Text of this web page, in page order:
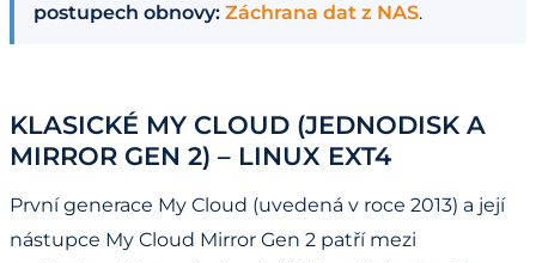
postupech obnovy: Záchrana dat z NAS.
KLASICKÉ MY CLOUD (JEDNODISK A
MIRROR GEN 2) – LINUX EXT4
První generace My Cloud (uvedená v roce 2013) a její
nástupce My Cloud Mirror Gen 2 patří mezi